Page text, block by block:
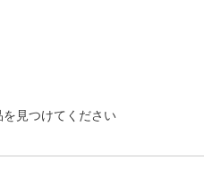
見つけてください